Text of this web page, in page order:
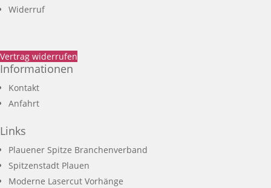
Widerruf
Vertrag widerrufen
Informationen
Kontakt
Anfahrt
Links
Plauener Spitze Branchenverband
Spitzenstadt Plauen
Moderne Lasercut Vorhänge